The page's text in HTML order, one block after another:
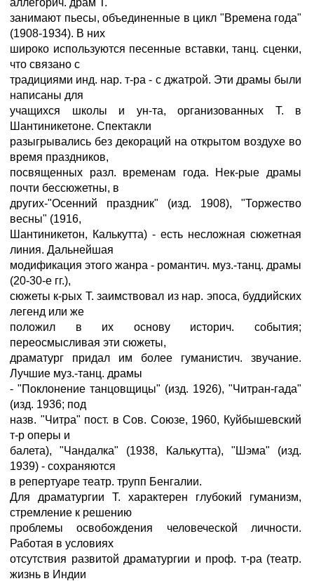
аллегорич. драм Т.
занимают пьесы, объединенные в цикл "Времена года"
(1908-1934). В них
широко используются песенные вставки, танц. сценки,
что связано с
традициями инд. нар. т-ра - с джатрой. Эти драмы были
написаны для
учащихся школы и ун-та, организованных Т. в
Шантиникетоне. Спектакли
разыгрывались без декораций на открытом воздухе во
время праздников,
посвященных разл. временам года. Нек-рые драмы
почти бессюжетны, в
других-"Осенний праздник" (изд. 1908), "Торжество
весны" (1916,
Шантиникетон, Калькутта) - есть несложная сюжетная
линия. Дальнейшая
модификация этого жанра - романтич. муз.-танц. драмы
(20-30-е гг.),
сюжеты к-рых Т. заимствовал из нар. эпоса, буддийских
легенд или же
положил в их основу историч. события;
переосмысливая эти сюжеты,
драматург придал им более гуманистич. звучание.
Лучшие муз.-танц. драмы
- "Поклонение танцовщицы" (изд. 1926), "Читран-гада"
(изд. 1936; под
назв. "Читра" пост. в Сов. Союзе, 1960, Куйбышевский
т-р оперы и
балета), "Чандалка" (1938, Калькутта), "Шэма" (изд.
1939) - сохраняются
в репертуаре театр. трупп Бенгалии.
Для драматургии Т. характерен глубокий гуманизм,
стремление к решению
проблемы освобождения человеческой личности.
Работая в условиях
отсутствия развитой драматургии и проф. т-ра (театр.
жизнь в Индии